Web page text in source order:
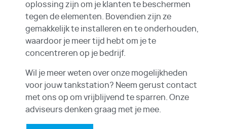
oplossing zijn om je klanten te beschermen
tegen de elementen. Bovendien zijn ze
gemakkelijk te installeren en te onderhouden,
waardoor je meer tijd hebt om je te
concentreren op je bedrijf.
Wil je meer weten over onze mogelijkheden
voor jouw tankstation? Neem gerust contact
met ons op om vrijblijvend te sparren. Onze
adviseurs denken graag met je mee.